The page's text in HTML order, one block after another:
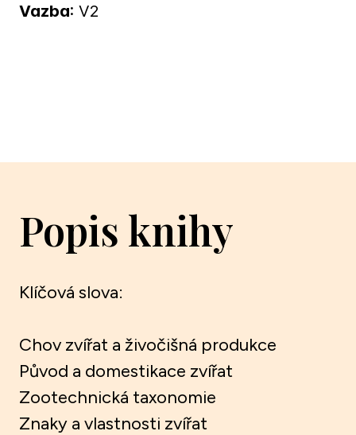
Vazba: V2
Popis knihy
Klíčová slova:
Chov zvířat a živočišná produkce
Původ a domestikace zvířat
Zootechnická taxonomie
Znaky a vlastnosti zvířat